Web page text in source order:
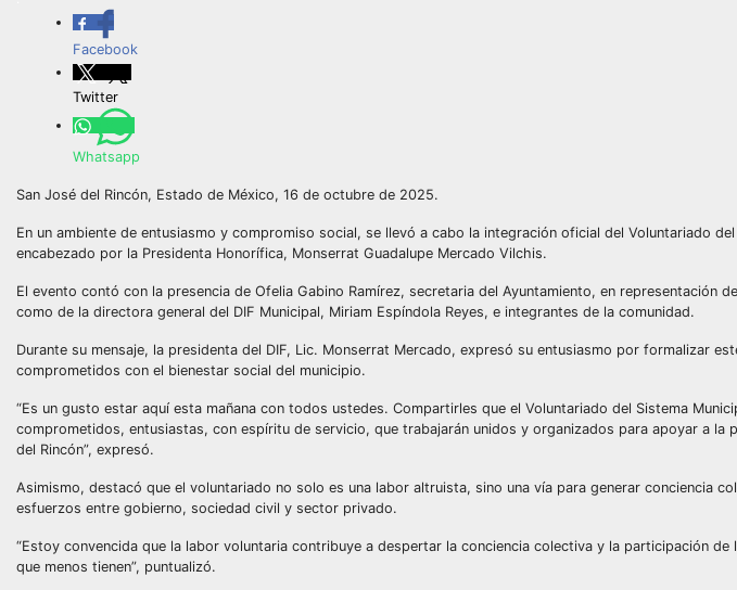
Facebook
Twitter
Whatsapp
San José del Rincón, Estado de México, 16 de octubre de 2025.
En un ambiente de entusiasmo y compromiso social, se llevó a cabo la integración oficial del Voluntariado
encabezado por la Presidenta Honorífica, Monserrat Guadalupe Mercado Vilchis.
El evento contó con la presencia de Ofelia Gabino Ramírez, secretaria del Ayuntamiento, en representación
como de la directora general del DIF Municipal, Miriam Espíndola Reyes, e integrantes de la comunidad.
Durante su mensaje, la presidenta del DIF, Lic. Monserrat Mercado, expresó su entusiasmo por formalizar
comprometidos con el bienestar social del municipio.
“Es un gusto estar aquí esta mañana con todos ustedes. Compartirles que el Voluntariado del Sistema
comprometidos, entusiastas, con espíritu de servicio, que trabajarán unidos y organizados para apoyar a la
del Rincón”, expresó.
Asimismo, destacó que el voluntariado no solo es una labor altruista, sino una vía para generar conciencia
esfuerzos entre gobierno, sociedad civil y sector privado.
“Estoy convencida que la labor voluntaria contribuye a despertar la conciencia colectiva y la participación
que menos tienen”, puntualizó.